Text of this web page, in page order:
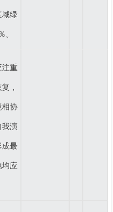
域绿
。
注重
，
相协
我演
成最
均应